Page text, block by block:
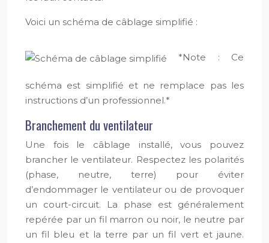
Voici un schéma de câblage simplifié :
*Note : Ce
schéma est simplifié et ne remplace pas les
instructions d’un professionnel.*
Branchement du ventilateur
Une fois le câblage installé, vous pouvez
brancher le ventilateur. Respectez les polarités
(phase, neutre, terre) pour éviter
d’endommager le ventilateur ou de provoquer
un court-circuit. La phase est généralement
repérée par un fil marron ou noir, le neutre par
un fil bleu et la terre par un fil vert et jaune.